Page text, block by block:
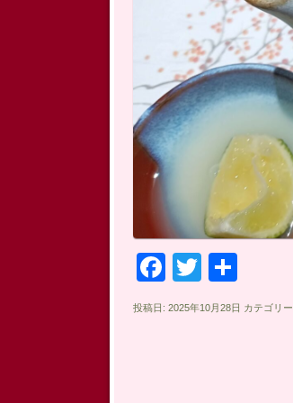
Facebook
Twitter
有
投稿日: 2025年10月28日 カテゴリ